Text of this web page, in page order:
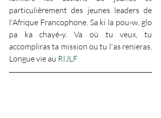
particulièrement des jeunes leaders de
l'Afrique Francophone. Sa ki la pou-w, glo
pa ka chayé-y. Va où tu veux, tu
accompliras ta mission ou tu l'as renieras.
Longue vie au RIJLF